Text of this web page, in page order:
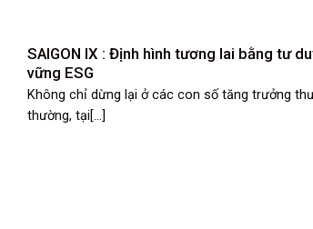
SAIGON IX : Định hình tương lai bằng tư
vững ESG
Không chỉ dừng lại ở các con số tăng trưởng
thường, tại[...]